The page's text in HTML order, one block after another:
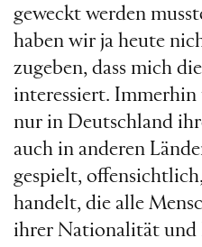
geweckt werden
haben wir ja heute
zugeben, dass mich
interessiert.
nur in Deutschland
auch in anderen
gespielt,
handelt, die alle
ihrer Nationalität